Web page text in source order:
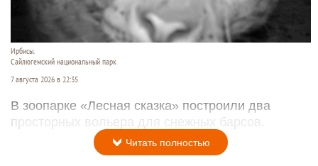
Ирбисы.
Сайлюгемский национальный парк
7 августа 2026 в 22:35
В зоопарке «Лесная сказка» построили два
просторных вольера для снежных барсов.
Читать полностью